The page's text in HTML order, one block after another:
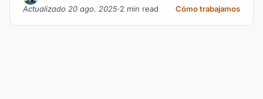
Actualizado 20 ago. 2025 2 min read Cómo trabajamos